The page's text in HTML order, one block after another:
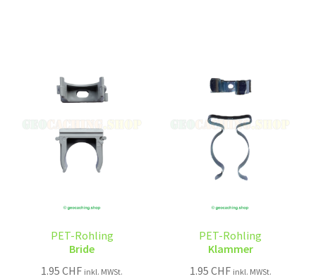
PET-Rohling
Bride
1.95CHF inkl. MWSt.
PET-Rohling
Klammer
1.95 CHF inkl. MWSt.